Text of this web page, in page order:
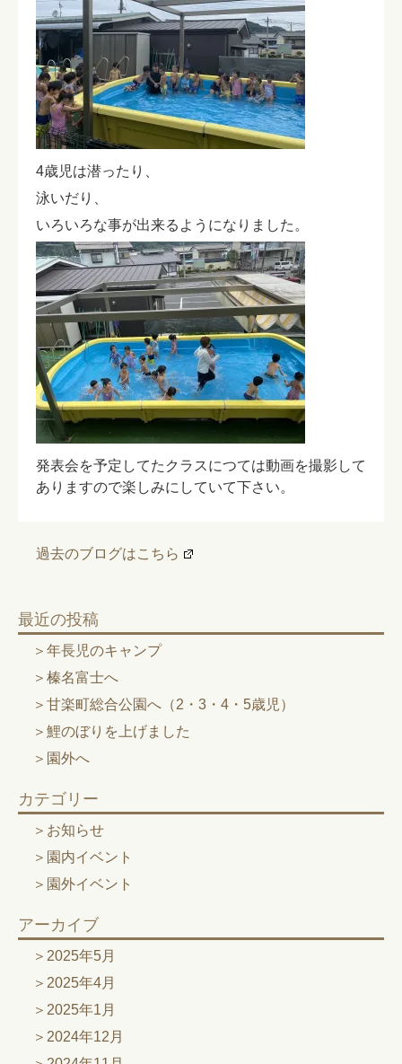
4歳児は潜ったり、
泳いだり、
いろいろな事が出来るようになりました。
発表会を予定してたクラスにつては動画を撮影して
ありますので楽しみにしていて下さい。
過去のブログはこちら
最近の投稿
年長児のキャンプ
榛名富士へ
甘楽町総合公園へ（2・3・4・5歳児）
鯉のぼりを上げました
園外へ
カテゴリー
お知らせ
園内イベント
園外イベント
アーカイブ
2025年5月
2025年4月
2025年1月
2024年12月